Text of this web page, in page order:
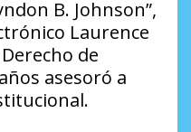
B. Johnson”,
Laurence
de
asesoró a